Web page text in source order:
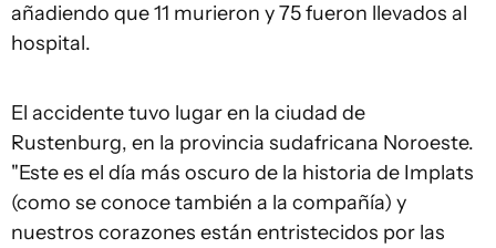
añadiendo que 11 murieron y 75 fueron llevados al
hospital.
El accidente tuvo lugar en la ciudad de
Rustenburg, en la provincia sudafricana Noroeste.
"Este es el día más oscuro de la historia de Implats
(como se conoce también a la compañía) y
nuestros corazones están entristecidos por las